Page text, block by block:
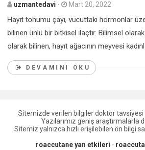
uzmantedavi - Mart 20, 2022
Hayıt tohumu çayı, vücuttaki hormonlar
bilinen ünlü bir bitkisel ilaçtır. Bilimsel
olarak bilinen, hayıt ağacının meyvesi
DEVAMINI OKU
Sitemizde verilen bilgiler doktor tavsiyesi
Yazılarımız geniş araştırmalarla
Sitemiz yalnızca hızlı erişilebilen ön bilgi
roaccutane yan etkileri -